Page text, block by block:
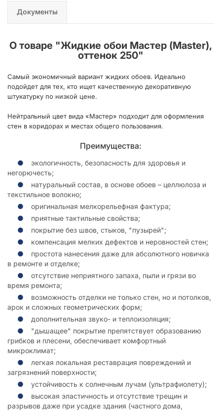
Документы
О товаре "Жидкие обои Мастер (Master),
оттенок 250"
Самый экономичный вариант жидких обоев. Идеально
подойдет для тех, кто ищет качественную декоративную
штукатурку по низкой цене.
Нейтральный цвет вида «Мастер» подходит для оформления
стен в коридорах и местах общего пользования.
Преимущества:
экологичность, безопасность для здоровья и
негорючесть;
натуральный состав, в основе обоев – целлюлоза и
текстильное волокно;
оригинальная мелкорельефная фактура;
приятные тактильные свойства;
покрытие без швов, стыков, "пузырей";
компенсация мелких дефектов и неровностей стен;
простота нанесения даже для абсолютного новичка
в ремонте и отделке;
отсутствие неприятного запаха, пыли и грязи во
время ремонта;
возможность отделки не только стен, но и потолков,
арок и сложных геометрических форм;
дополнительная звуко- и теплоизоляция;
"дышащее" покрытие препятствует образованию
грибков и плесени, обеспечивает комфортный
микроклимат;
легкая локальная реставрация повреждений и
загрязнений поверхности;
устойчивость к солнечным лучам (ультрафиолету);
высокая эластичность и отсутствие трещин и
разрывов даже при усадке здания (частного дома,